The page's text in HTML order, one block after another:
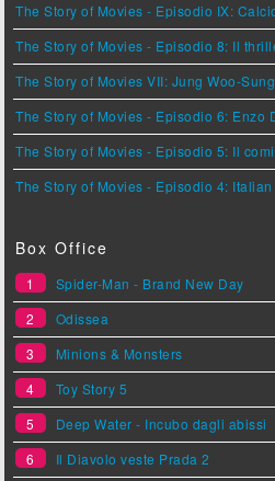
The Story of Movies - Episodio IX:
The Story of Movies - Episodio 8: Il
The Story of Movies VII: Jung Woo-
The Story of Movies - Episodio 6: Enzo
The Story of Movies - Episodio 5: Il
The Story of Movies - Episodio 4:
Box Office
1
Spider-Man - Brand New Day
2
Odissea
3
Minions & Monsters
4
Toy Story 5
5
Deep Water - Incubo dagli abissi
6
Il Diavolo veste Prada 2